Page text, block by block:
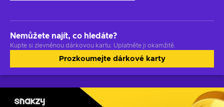
Nemůžete najít, co hledáte?
Kupte si zlevněnou dárkovou kartu. Uplatněte ji okamžitě.
Prozkoumejte dárkové karty